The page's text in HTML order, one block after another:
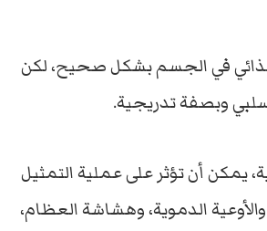
في الجسم بشكل صحيح، لكن
وبصفة تدريجية.
يمكن أن تؤثر على عملية التمثيل
الدموية، وهشاشة العظام،